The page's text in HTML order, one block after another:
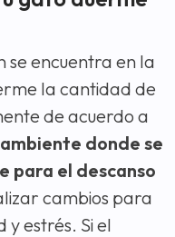
se encuentra en la
la cantidad de
de acuerdo a
donde se
para el descanso
cambios para
y estrés. Si el